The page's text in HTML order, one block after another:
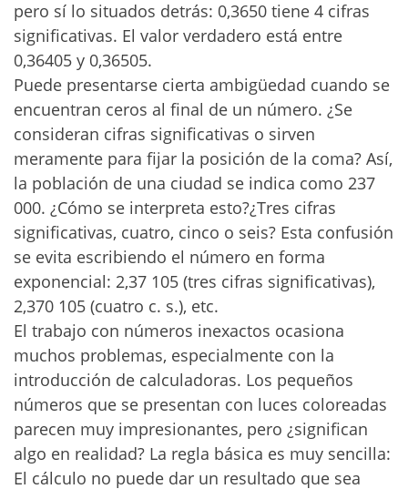
pero sí lo situados detrás: 0,3650 tiene 4 cifras
significativas. El valor verdadero está entre
0,36405 y 0,36505.
Puede presentarse cierta ambigüedad cuando se
encuentran ceros al final de un número. ¿Se
consideran cifras significativas o sirven
meramente para fijar la posición de la coma? Así,
la población de una ciudad se indica como 237
000. ¿Cómo se interpreta esto?¿Tres cifras
significativas, cuatro, cinco o seis? Esta confusión
se evita escribiendo el número en forma
exponencial: 2,37 105 (tres cifras significativas),
2,370 105 (cuatro c. s.), etc.
El trabajo con números inexactos ocasiona
muchos problemas, especialmente con la
introducción de calculadoras. Los pequeños
números que se presentan con luces coloreadas
parecen muy impresionantes, pero ¿significan
algo en realidad? La regla básica es muy sencilla:
El cálculo no puede dar un resultado que sea